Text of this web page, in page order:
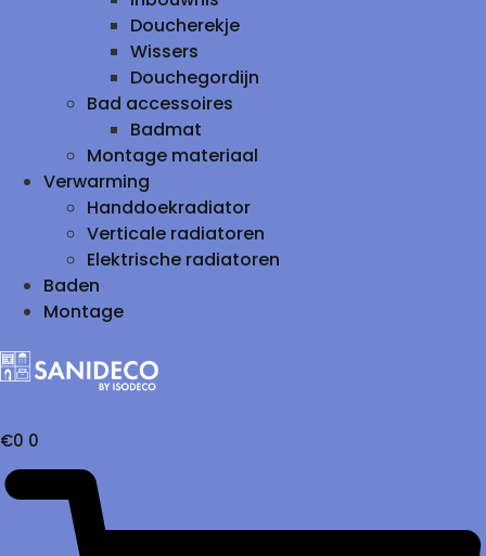
Doucherekje
Wissers
Douchegordijn
Bad accessoires
Badmat
Montage materiaal
Verwarming
Handdoekradiator
Verticale radiatoren
Elektrische radiatoren
Baden
Montage
€0 0